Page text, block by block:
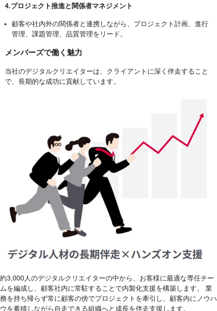
4.プロジェクト推進と関係者マネジメント
顧客や社内外の関係者と連携しながら、プロジェクト計画、進行
管理、課題管理、品質管理をリード。
メンバーズで働く魅力
当社のデジタルクリエイターは、クライアントに深く伴走すること
で、長期的な成功に貢献しています。
約3,000人のデジタルクリエイターの中から、お客様に最適な専任チー
ムを編成し、顧客社内に常駐することで内製化支援を構築します。 業
務を持ち帰らず常に顧客の傍でプロジェクトを牽引し、顧客内にノウハ
ウを蓄積しながら自走できる組織へと成長を伴走支援します。